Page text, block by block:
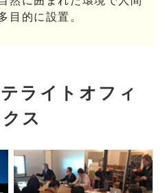
目的に設置。
ライトオフィ
ス